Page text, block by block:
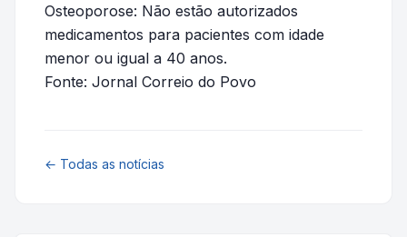
Osteoporose: Não estão autorizados
medicamentos para pacientes com idade
menor ou igual a 40 anos.
Fonte: Jornal Correio do Povo
← Todas as notícias